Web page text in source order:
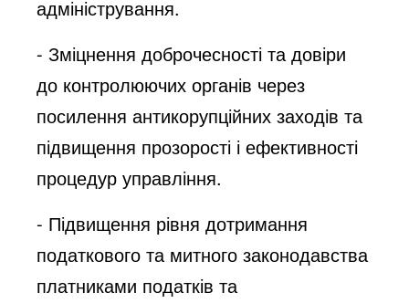
адміністрування.
- Зміцнення доброчесності та довіри
до контролюючих органів через
посилення антикорупційних заходів та
підвищення прозорості і ефективності
процедур управління.
- Підвищення рівня дотримання
податкового та митного законодавства
платниками податків та